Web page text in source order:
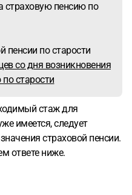
страховую пенсию по
пенсии по старости
со дня возникновения
старости
стаж для
имеется, следует
страховой пенсии.
ответе ниже.